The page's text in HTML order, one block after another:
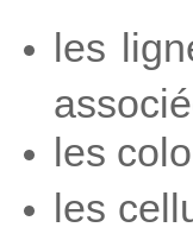
les
les
les